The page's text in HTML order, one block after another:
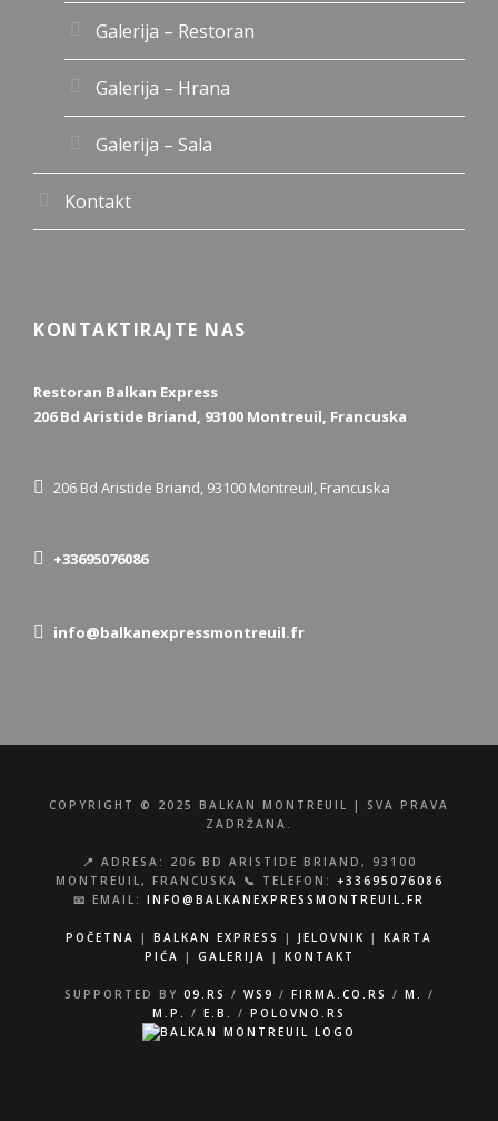
Galerija – Restoran
Galerija – Hrana
Galerija – Sala
Kontakt
KONTAKTIRAJTE NAS
Restoran Balkan Express
206 Bd Aristide Briand, 93100 Montreuil, Francuska
206 Bd Aristide Briand, 93100 Montreuil, Francuska
+33695076086
info@balkanexpressmontreuil.fr
COPYRIGHT © 2025 BALKAN MONTREUIL | SVA PRAVA
ZADRŽANA.
📍 ADRESA: 206 BD ARISTIDE BRIAND, 93100
MONTREUIL, FRANCUSKA 📞 TELEFON: +33695076086
📧 EMAIL: INFO@BALKANEXPRESSMONTREUIL.FR
POČETNA | BALKAN EXPRESS | JELOVNIK | KARTA
PIĆA | GALERIJA | KONTAKT
SUPPORTED BY 09.RS / WS9 / FIRMA.CO.RS / M.
/
M.P.
/ E.B. / POLOVNO.RS